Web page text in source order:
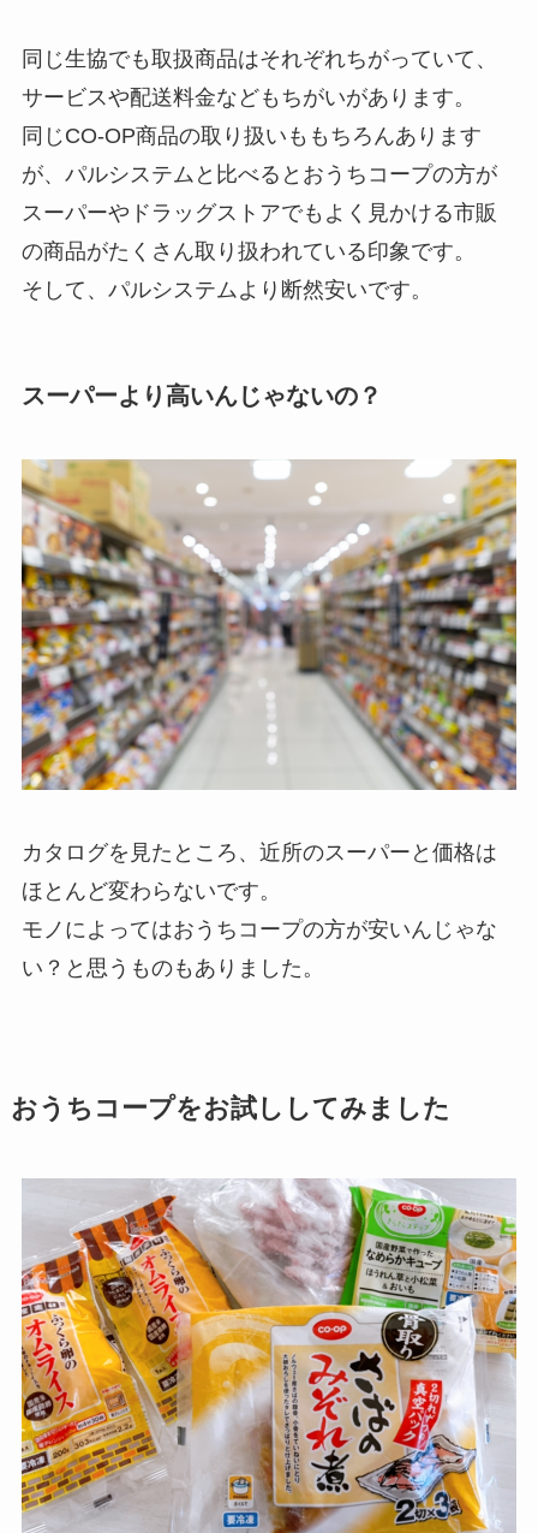
同じ生協でも取扱商品はそれぞれちがっていて、
サービスや配送料金などもちがいがあります。
同じCO-OP商品の取り扱いももちろんあります
が、パルシステムと比べるとおうちコープの方が
スーパーやドラッグストアでもよく見かける市販
の商品がたくさん取り扱われている印象です。
そして、パルシステムより断然安いです。
スーパーより高いんじゃないの？
カタログを見たところ、近所のスーパーと価格は
ほとんど変わらないです。
モノによってはおうちコープの方が安いんじゃな
い？と思うものもありました。
おうちコープをお試ししてみました